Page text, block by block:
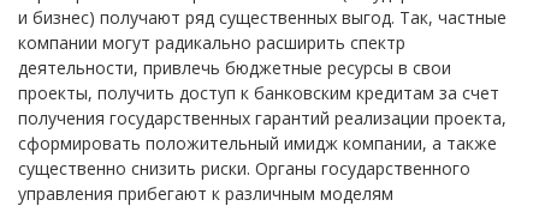
и бизнес) получают ряд существенных выгод. Так, частные
компании могут радикально расширить спектр
деятельности, привлечь бюджетные ресурсы в свои
проекты, получить доступ к банковским кредитам за счет
получения государственных гарантий реализации проекта,
сформировать положительный имидж компании, а также
существенно снизить риски. Органы государственного
управления прибегают к различным моделям